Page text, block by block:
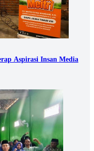
Aspirasi Insan Media